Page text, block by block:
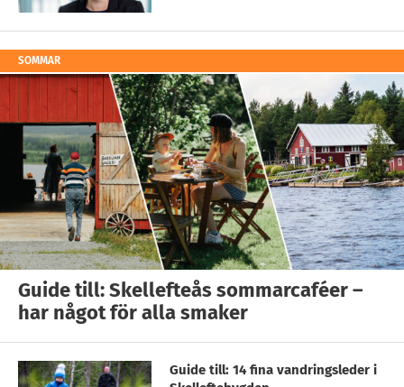
SOMMAR
Guide till: Skellefteås sommarcaféer –
har något för alla smaker
Guide till: 14 fina vandringsleder i